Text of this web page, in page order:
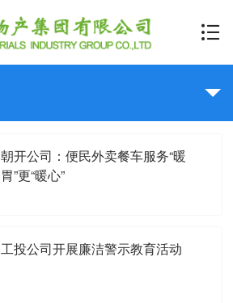
朝开公司：便民外卖餐车服务“暖
胃”更“暖心”
工投公司开展廉洁警示教育活动